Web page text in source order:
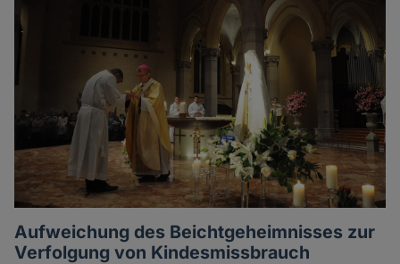
Aufweichung des Beichtgeheimnisses zur
Verfolgung von Kindesmissbrauch